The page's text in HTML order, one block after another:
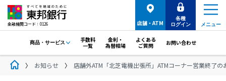
金融機関コード：0126 メニュー
店舗・ATM
各種
ログイン
商品・サービス
手数料
一覧
金利・
為替相場
よくある
ご質問
お問い合わせ
お知らせ 店舗外ATM「北芝電機出張所」ATMコーナー営業終了の